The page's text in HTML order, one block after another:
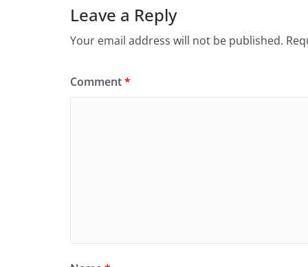
Leave a Reply
Your email address will not be published.
Comment*